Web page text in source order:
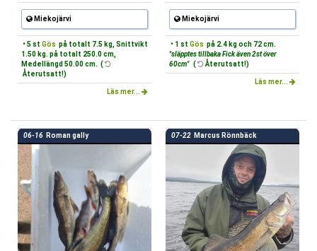
Miekojärvi
• 5 st Gös på totalt 7.5 kg, Snittvikt
1.50 kg. på totalt 250.0 cm,
Medellängd 50.00 cm. (
Återutsatt!)
Läs mer...
Miekojärvi
• 1 st Gös på 2.4 kg och 72 cm.
"släpptes tillbaka Fick även 2st över
60cm" ( Återutsatt!)
Läs mer...
06-16 Roman gally 07-22 Marcus Rönnbäck